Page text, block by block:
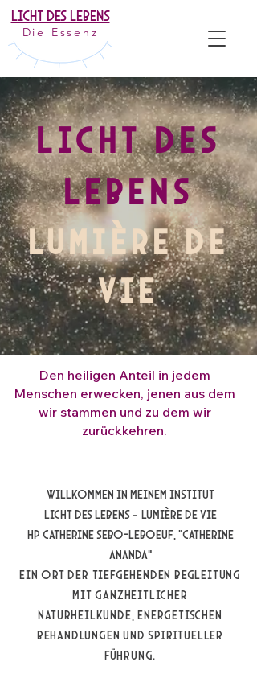
Licht Des Lebens
Die Essenz
LICHT DES
LEBENS
LUMIÈRE DE
VIE
Den heiligen Anteil in jedem
Menschen erwecken, jenen aus dem
wir stammen und zu dem wir
zurückkehren.
WILLKOMMEN IN MEINEM INSTITUT
LICHT DES LEBENS – LUMIÈRE DE VIE
HP CATHERINE SEBO-LEBOEUF, "CATHERINE
ANANDA“
Ein Ort der tiefgehenden Begleitung
mit ganzheitlicher
Naturheilkunde, energetischen
Behandlungen und spiritueller
Führung.